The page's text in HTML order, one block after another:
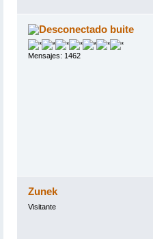
buite
Mensajes: 1462
Zunek
Visitante